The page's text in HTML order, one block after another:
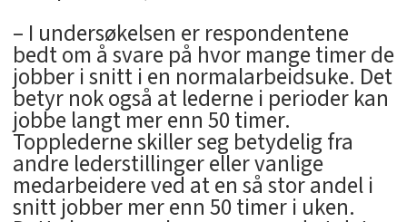
– I undersøkelsen er respondentene
bedt om å svare på hvor mange timer de
jobber i snitt i en normalarbeidsuke. Det
betyr nok også at lederne i perioder kan
jobbe langt mer enn 50 timer.
Topplederne skiller seg betydelig fra
andre lederstillinger eller vanlige
medarbeidere ved at en så stor andel i
snitt jobber mer enn 50 timer i uken.